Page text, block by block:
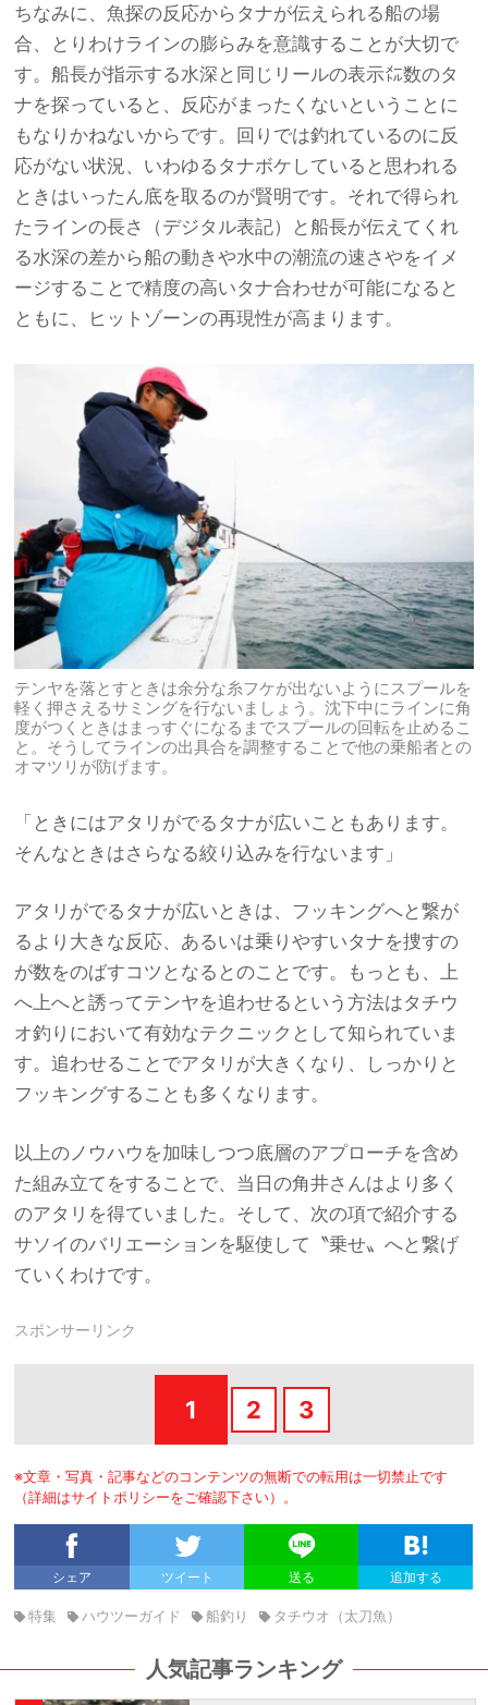
ちなみに、魚探の反応からタナが伝えられる船の場
合、とりわけラインの膨らみを意識することが大切で
す。船長が指示する水深と同じリールの表示㍍数のタ
ナを探っていると、反応がまったくないということに
もなりかねないからです。回りでは釣れているのに反
応がない状況、いわゆるタナボケしていると思われる
ときはいったん底を取るのが賢明です。それで得られ
たラインの長さ（デジタル表記）と船長が伝えてくれ
る水深の差から船の動きや水中の潮流の速さやをイメ
ージすることで精度の高いタナ合わせが可能になると
ともに、ヒットゾーンの再現性が高まります。
テンヤを落とすときは余分な糸フケが出ないようにスプールを
軽く押さえるサミングを行ないましょう。沈下中にラインに角
度がつくときはまっすぐになるまでスプールの回転を止めるこ
と。そうしてラインの出具合を調整することで他の乗船者との
オマツリが防げます。
「ときにはアタリがでるタナが広いこともあります。
そんなときはさらなる絞り込みを行ないます」
アタリがでるタナが広いときは、フッキングへと繋が
るより大きな反応、あるいは乗りやすいタナを捜すの
が数をのばすコツとなるとのことです。もっとも、上
へ上へと誘ってテンヤを追わせるという方法はタチウ
オ釣りにおいて有効なテクニックとして知られていま
す。追わせることでアタリが大きくなり、しっかりと
フッキングすることも多くなります。
以上のノウハウを加味しつつ底層のアプローチを含め
た組み立てをすることで、当日の角井さんはより多く
のアタリを得ていました。そして、次の項で紹介する
サソイのバリエーションを駆使して〝乗せ〟へと繋げ
ていくわけです。
スポンサーリンク
1 2 3
※文章・写真・記事などのコンテンツの無断での転用は一切禁止です
（詳細はサイトポリシーをご確認下さい）。
シェア ツイート 送る 追加する
特集 ハウツーガイド 船釣り タチウオ（太刀魚）
人気記事ランキング